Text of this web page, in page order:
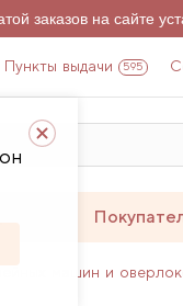
заказов на сайте
Пункты выдачи 595
машин и